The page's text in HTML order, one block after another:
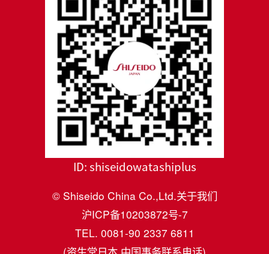
ID:shiseidowatashiplus
© Shiseido China Co.,Ltd.关于我们
沪ICP备10203872号-7
TEL. 0081-90 2337 6811